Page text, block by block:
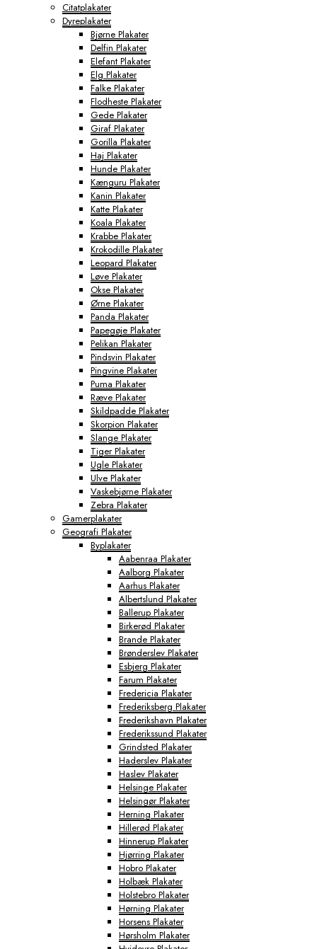
Citatplakater
Dyreplakater
Bjørne Plakater
Delfin Plakater
Elefant Plakater
Elg Plakater
Falke Plakater
Flodheste Plakater
Gede Plakater
Giraf Plakater
Gorilla Plakater
Haj Plakater
Hunde Plakater
Kænguru Plakater
Kanin Plakater
Katte Plakater
Koala Plakater
Krabbe Plakater
Krokodille Plakater
Leopard Plakater
Løve Plakater
Okse Plakater
Ørne Plakater
Panda Plakater
Papegøje Plakater
Pelikan Plakater
Pindsvin Plakater
Pingvine Plakater
Puma Plakater
Ræve Plakater
Skildpadde Plakater
Skorpion Plakater
Slange Plakater
Tiger Plakater
Ugle Plakater
Ulve Plakater
Vaskebjørne Plakater
Zebra Plakater
Gamerplakater
Geografi Plakater
Byplakater
Aabenraa Plakater
Aalborg Plakater
Aarhus Plakater
Albertslund Plakater
Ballerup Plakater
Birkerød Plakater
Brande Plakater
Brønderslev Plakater
Esbjerg Plakater
Farum Plakater
Fredericia Plakater
Frederiksberg Plakater
Frederikshavn Plakater
Frederikssund Plakater
Grindsted Plakater
Haderslev Plakater
Haslev Plakater
Helsinge Plakater
Helsingør Plakater
Herning Plakater
Hillerød Plakater
Hinnerup Plakater
Hjørring Plakater
Hobro Plakater
Holbæk Plakater
Holstebro Plakater
Hørning Plakater
Horsens Plakater
Hørsholm Plakater